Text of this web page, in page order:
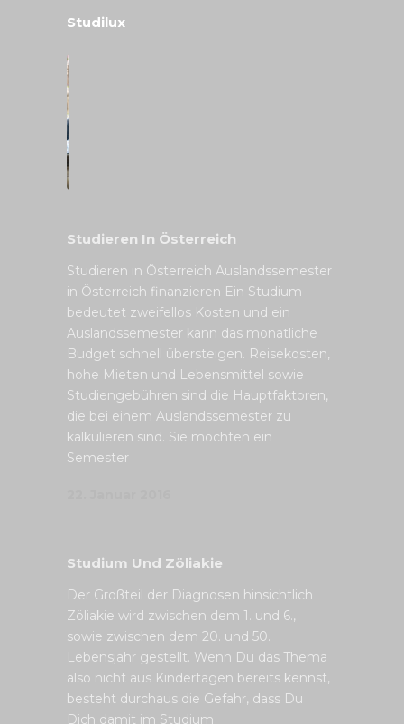
Studilux
Studieren In Österreich
Studieren in Österreich Auslandssemester
in Österreich finanzieren Ein Studium
bedeutet zweifellos Kosten und ein
Auslandssemester kann das monatliche
Budget schnell übersteigen. Reisekosten,
hohe Mieten und Lebensmittel sowie
Studiengebühren sind die Hauptfaktoren,
die bei einem Auslandssemester zu
kalkulieren sind. Sie möchten ein
Semester
Studium Und Zöliakie
Der Großteil der Diagnosen hinsichtlich
Zöliakie wird zwischen dem 1. und 6.,
sowie zwischen dem 20. und 50.
Lebensjahr gestellt. Wenn Du das Thema
also nicht aus Kindertagen bereits kennst,
besteht durchaus die Gefahr, dass Du
Dich damit im Studium